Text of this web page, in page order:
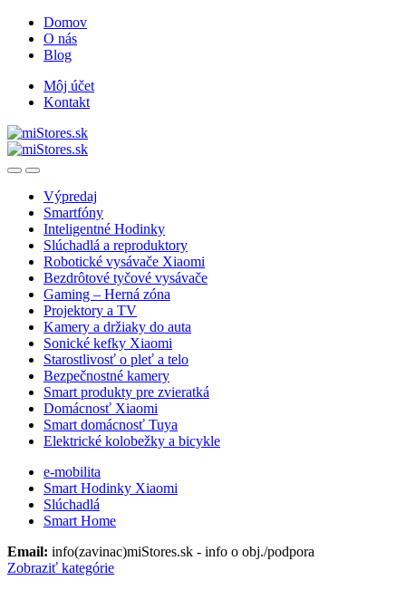
Skip
navigation
Skip
content
Domov
O nás
Blog
Môj účet
Kontakt
OpenClose
Výpredaj
Smartfóny
Inteligentné Hodinky
Slúchadlá a reproduktory
Robotické vysávače Xiaomi
Bezdrôtové tyčové vysávače
Gaming – Herná zóna
Projektory a TV
Kamery a držiaky do auta
Sonické kefky Xiaomi
Starostlivosť o pleť a telo
Bezpečnostné kamery
Smart produkty pre zvieratká
Domácnosť Xiaomi
Smart domácnosť Tuya
Elektrické kolobežky a bicykle
e-mobilita
Smart Hodinky Xiaomi
Slúchadlá
Smart Home
Email: info(zavinac)miStores.sk - info o obj./podpora
Zobraziť kategórie